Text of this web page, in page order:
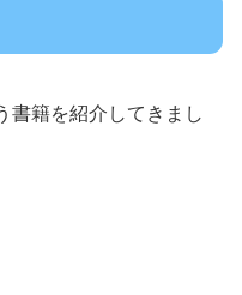
書籍を紹介してきまし